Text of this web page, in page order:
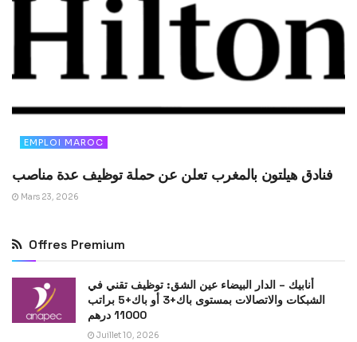
EMPLOI MAROC
فنادق هيلتون بالمغرب تعلن عن حملة توظيف عدة مناصب
Mars 23, 2026
Offres Premium
أنابيك – الدار البيضاء عين الشق: توظيف تقني في
الشبكات والاتصالات بمستوى باك+3 أو باك+5 براتب
11000 درهم
Juillet 10, 2026